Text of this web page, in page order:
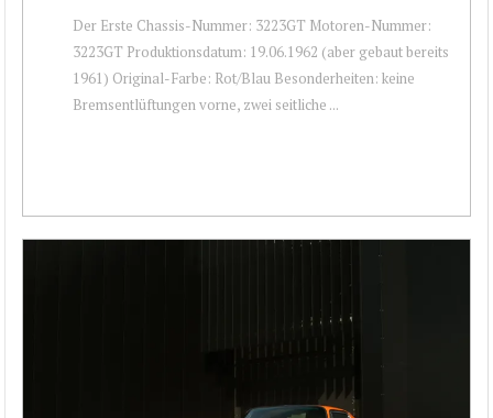
Der Erste Chassis-Nummer: 3223GT Motoren-Nummer:
3223GT Produktionsdatum: 19.06.1962 (aber gebaut bereits
1961) Original-Farbe: Rot/Blau Besonderheiten: keine
Bremsentlüftungen vorne, zwei seitliche ...